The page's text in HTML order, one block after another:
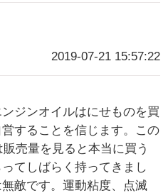
2019-07-21 15:57:22
ジンオイルはにせものを買
することを信じます。この
売量を見ると本当に買う
てしばらく持ってきまし
敵です。運動粘度、点滅